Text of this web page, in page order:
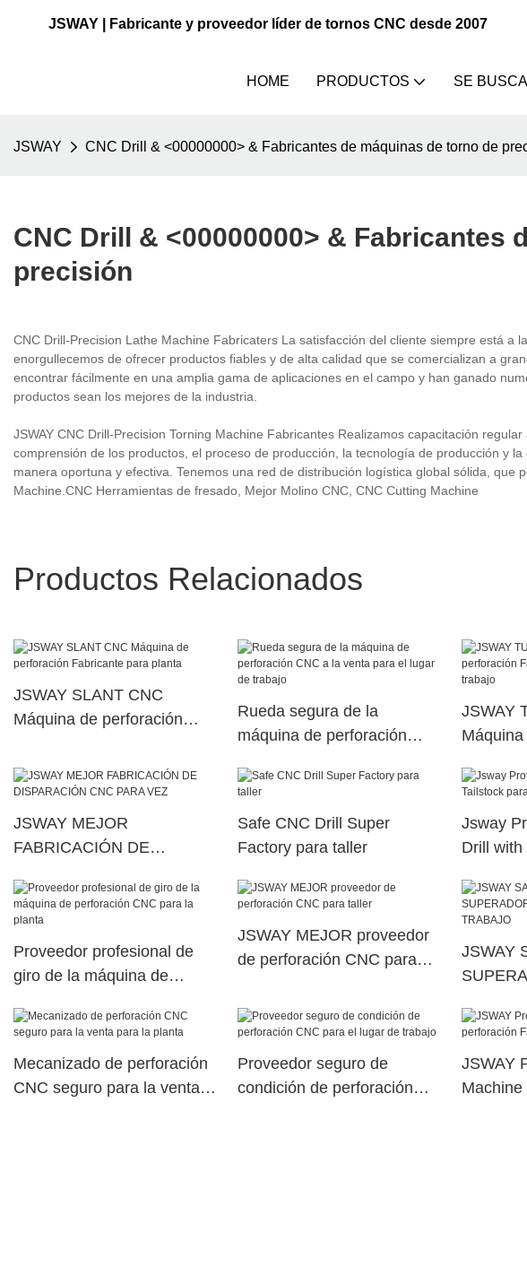
JSWAY | Fabricante y proveedor líder de tornos CNC desde 2007
HOME PRODUCTOS SE
JSWAY CNC Drill & <00000000> & Fabricantes de máquinas de torno de
CNC Drill & <00000000> & Fabricantes
precisión
CNC Drill-Precision Lathe Machine Fabricaters La satisfacción del cliente siempre está a
enorgullecemos de ofrecer productos fiables y de alta calidad que se comercializan a
encontrar fácilmente en una amplia gama de aplicaciones en el campo y han ganado
productos sean los mejores de la industria.
JSWAY CNC Drill-Precision Torning Machine Fabricantes Realizamos capacitación
comprensión de los productos, el proceso de producción, la tecnología de producción y
manera oportuna y efectiva. Tenemos una red de distribución logística global sólida,
Machine.CNC Herramientas de fresado, Mejor Molino CNC, CNC Cutting Machine
Productos Relacionados
JSWAY SLANT CNC
Máquina de perforación
Rueda segura de la
máquina de perforación
de trabajo
JSWAY
trabajo
JSWAY MEJOR
FABRICACIÓN DE
VEZ
Safe CNC Drill Super
Factory para taller
Jsway
Drill with
Proveedor profesional de
giro de la máquina de
planta
JSWAY MEJOR proveedor
de perforación CNC para
JSWAY
Mecanizado de perforación
CNC seguro para la venta
Proveedor seguro de
condición de perforación
JSWAY
Machine